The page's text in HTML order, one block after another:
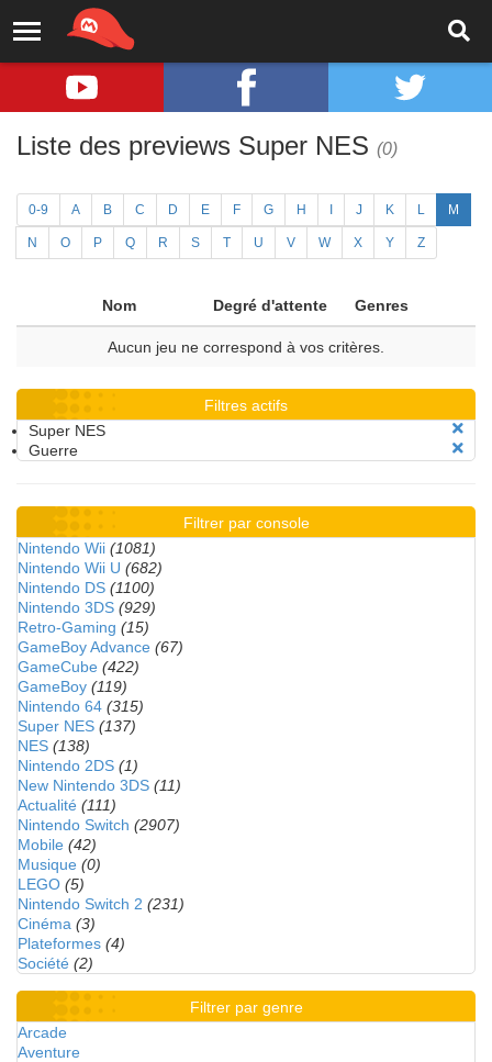
Liste des previews Super NES (0)
0-9 A B C D E F G H J K L M
N O P Q R S T U V W X Y Z
Nom Degré d'attente Genres
Aucun jeu ne correspond à vos critères.
Filtres actifs
Super NES
Guerre
Filtrer par console
Nintendo Wii (1081)
Nintendo Wii U (682)
Nintendo DS (1100)
Nintendo 3DS (929)
Retro-Gaming (15)
GameBoy Advance (67)
GameCube (422)
GameBoy (119)
Nintendo 64 (315)
Super NES (137)
NES (138)
Nintendo 2DS (1)
New Nintendo 3DS (11)
Actualité (111)
Nintendo Switch (2907)
Mobile (42)
Musique (0)
LEGO (5)
Nintendo Switch 2 (231)
Cinéma (3)
Plateformes (4)
Société (2)
Filtrer par genre
Arcade
Aventure